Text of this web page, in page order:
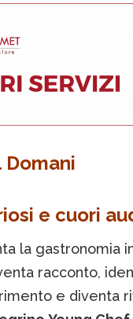
e cuori
la gastronomia
racconto,
e diventa